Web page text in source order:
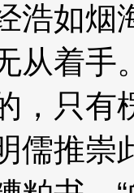
浩如烟
从着手
，只有
儒推崇